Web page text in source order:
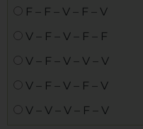
F – F – V – F – V
V – F – V – F – F
V – F – V – V – V
V – F – V – F – V
V – V – V – F – V